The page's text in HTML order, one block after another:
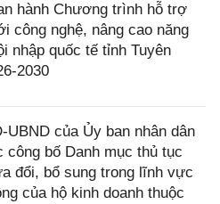
hành Chương trình hỗ trợ
công nghệ, nâng cao năng
nhập quốc tế tỉnh Tuyên
2030
UBND của Ủy ban nhân dân
bố Danh mục thủ tục
đổi, bổ sung trong lĩnh vực
của hộ kinh doanh thuộc